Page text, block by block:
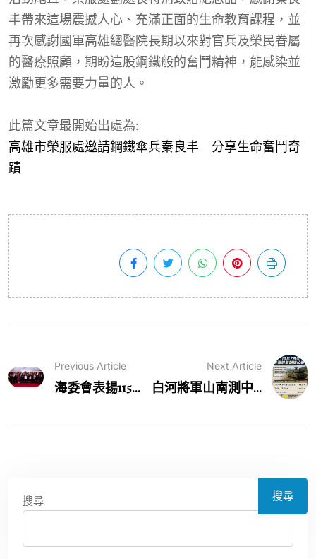
丰帶來這場震撼人心、充滿正面的生命教育課程，並
再次感謝國軍高雄總醫院長期以來對官兵及榮民眷屬
的醫療照顧，期盼這股鋼鐵般的奮鬥精神，能感染並
激勵更多需要力量的人。
此篇文章最開始出處為:
高雄市榮服處邀請鋼鐵傘兵秦良丰 分享生命奮鬥奇
蹟
Previous Article
海委會表揚115...
Next Article
白河將軍山南測中...
搜尋 搜尋